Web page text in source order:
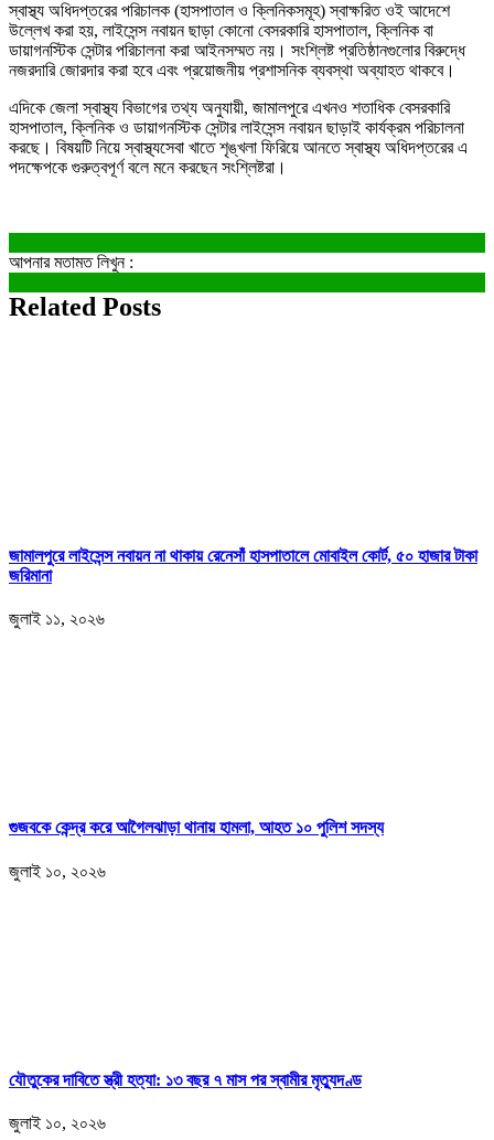
স্বাস্থ্য অধিদপ্তরের পরিচালক (হাসপাতাল ও ক্লিনিকসমূহ) স্বাক্ষরিত ওই আদেশে
উল্লেখ করা হয়, লাইসেন্স নবায়ন ছাড়া কোনো বেসরকারি হাসপাতাল, ক্লিনিক বা
ডায়াগনস্টিক সেন্টার পরিচালনা করা আইনসম্মত নয়। সংশ্লিষ্ট প্রতিষ্ঠানগুলোর বিরুদ্ধে
নজরদারি জোরদার করা হবে এবং প্রয়োজনীয় প্রশাসনিক ব্যবস্থা অব্যাহত থাকবে।
এদিকে জেলা স্বাস্থ্য বিভাগের তথ্য অনুযায়ী, জামালপুরে এখনও শতাধিক বেসরকারি
হাসপাতাল, ক্লিনিক ও ডায়াগনস্টিক সেন্টার লাইসেন্স নবায়ন ছাড়াই কার্যক্রম পরিচালনা
করছে। বিষয়টি নিয়ে স্বাস্থ্যসেবা খাতে শৃঙ্খলা ফিরিয়ে আনতে স্বাস্থ্য অধিদপ্তরের এ
পদক্ষেপকে গুরুত্বপূর্ণ বলে মনে করছেন সংশ্লিষ্টরা।
আপনার মতামত লিখুন :
Related Posts
জামালপুরে লাইসেন্স নবায়ন না থাকায় রেনেসাঁ হাসপাতালে মোবাইল কোর্ট, ৫০ হাজার টাকা
জরিমানা
জুলাই ১১, ২০২৬
গুজবকে কেন্দ্র করে আগৈলঝাড়া থানায় হামলা, আহত ১০ পুলিশ সদস্য
জুলাই ১০, ২০২৬
যৌতুকের দাবিতে স্ত্রী হত্যা: ১৩ বছর ৭ মাস পর স্বামীর মৃত্যুদণ্ড
জুলাই ১০, ২০২৬